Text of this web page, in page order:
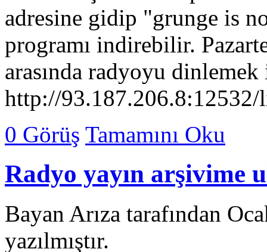
adresine gidip "grunge is
programı indirebilir.
arasında radyoyu
http://93.187.206.8:12532/
0 Görüş Tamamını Oku
Radyo yayın arşivime
Bayan Arıza tarafından
yazılmıştır.